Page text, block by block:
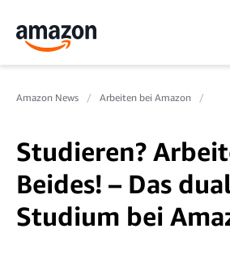
Amazon News Arbeiten bei Amazon
Studieren?
Beides! – Das
Studium bei